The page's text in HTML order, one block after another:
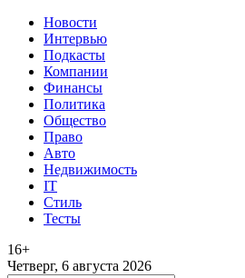
Новости
Интервью
Подкасты
Компании
Финансы
Политика
Общество
Право
Авто
Недвижимость
IT
Стиль
Тесты
16+
Четверг, 6 августа 2026